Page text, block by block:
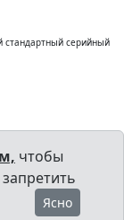
стандартный серийный
чтобы
Ясно